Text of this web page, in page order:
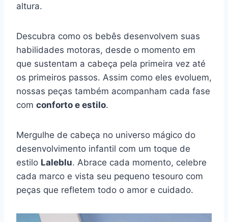
altura.
Descubra como os bebês desenvolvem suas
habilidades motoras, desde o momento em
que sustentam a cabeça pela primeira vez até
os primeiros passos. Assim como eles evoluem,
nossas peças também acompanham cada fase
com conforto e estilo.
Mergulhe de cabeça no universo mágico do
desenvolvimento infantil com um toque de
estilo Laleblu. Abrace cada momento, celebre
cada marco e vista seu pequeno tesouro com
peças que refletem todo o amor e cuidado.